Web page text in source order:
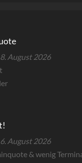
8. August 2026
6. August 2026
& wenig